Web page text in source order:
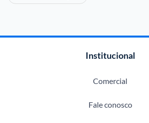
Institucional
Comercial
Fale conosco